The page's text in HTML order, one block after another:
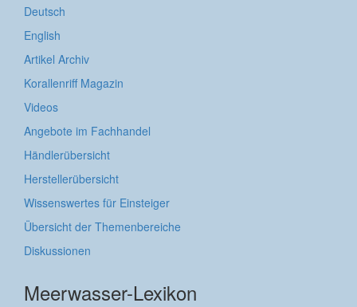
Deutsch
English
Artikel Archiv
Korallenriff Magazin
Videos
Angebote im Fachhandel
Händlerübersicht
Herstellerübersicht
Wissenswertes für Einsteiger
Übersicht der Themenbereiche
Diskussionen
Meerwasser-Lexikon